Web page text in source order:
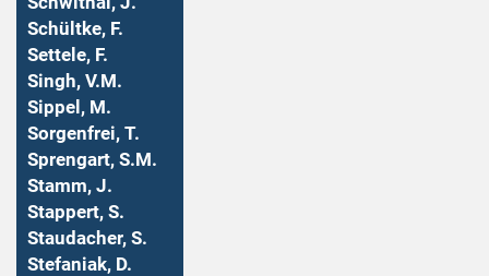
Schültke, F.
Settele, F.
Singh, V.M.
Sippel, M.
Sorgenfrei, T.
Sprengart, S.M.
Stamm, J.
Stappert, S.
Staudacher, S.
Stefaniak, D.